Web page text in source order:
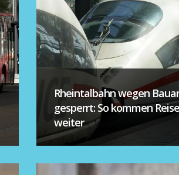
Rheintalbahn wegen
gesperrt: So kommen
weiter